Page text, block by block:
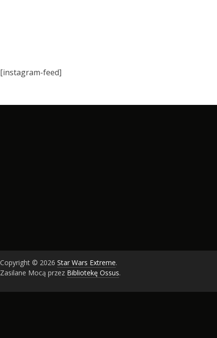
[instagram-feed]
Copyright © 2026 Star Wars Extreme.
Zasilane Mocą przez Bibliotekę Ossus.